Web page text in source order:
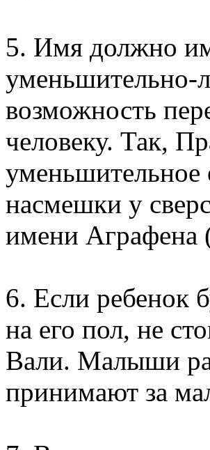
5. Имя должно
уменьшительно-
возможность
человеку. Так,
уменьшительное
насмешки у
имени Аграфена
6. Если ребенок
на его пол, не
Вали. Малыши
принимают за